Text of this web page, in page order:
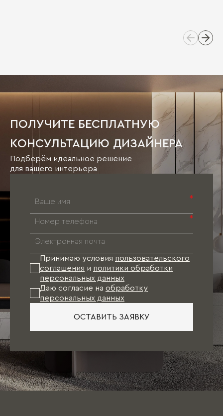
ПОЛУЧИТЕ БЕСПЛАТНУЮ
КОНСУЛЬТАЦИЮ ДИЗАЙНЕРА
Подберём идеальное решение
для вашего интерьера
*
*
Принимаю условия пользовательского
соглашения и политики обработки
персональных данных
Даю согласие на обработку
персональных данных
ОСТАВИТЬ ЗАЯВКУ